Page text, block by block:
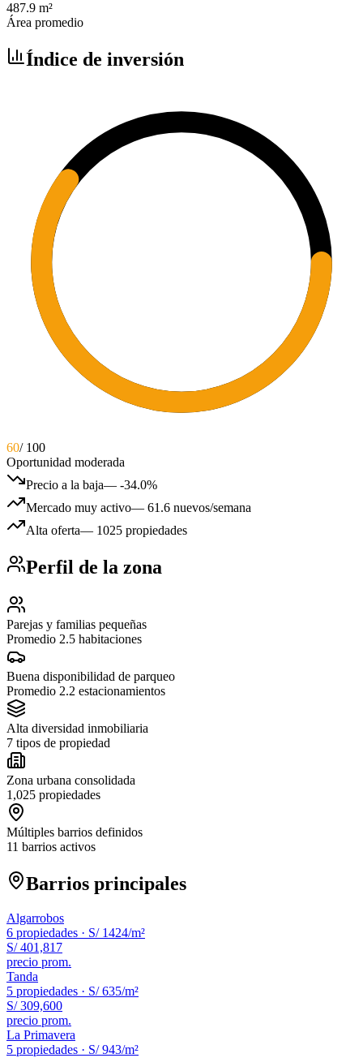
487.9 m²
Área promedio
Índice de inversión
60/ 100
Oportunidad moderada
Precio a la baja— -34.0%
Mercado muy activo— 61.6 nuevos/semana
Alta oferta— 1025 propiedades
Perfil de la zona
Parejas y familias pequeñas
Promedio 2.5 habitaciones
Buena disponibilidad de parqueo
Promedio 2.2 estacionamientos
Alta diversidad inmobiliaria
7 tipos de propiedad
Zona urbana consolidada
1,025 propiedades
Múltiples barrios definidos
11 barrios activos
Barrios principales
Algarrobos
6 propiedades · S/ 1424/m²
S/ 401,817
precio prom.
Tanda
5 propiedades · S/ 635/m²
S/ 309,600
precio prom.
La Primavera
5 propiedades · S/ 943/m²